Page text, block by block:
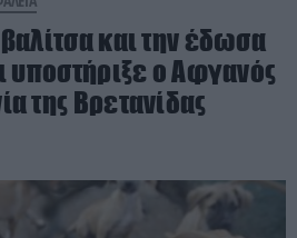
και την έδωσα
υποστήριξε ο Αφγανός
της Βρετανίδας